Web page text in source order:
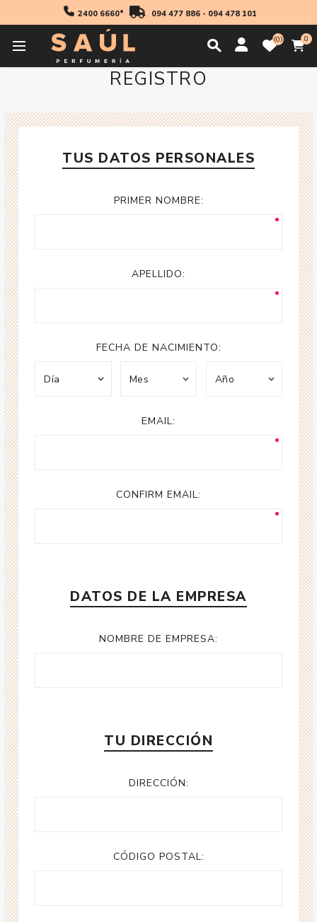
2400 6660* 094 477 886- 094 478 101
0 0
REGISTRO
TUS DATOS PERSONALES
PRIMER NOMBRE:
APELLIDO:
FECHA DE NACIMIENTO:
EMAIL:
CONFIRM EMAIL:
DATOS DE LA EMPRESA
NOMBRE DE EMPRESA:
TU DIRECCIÓN
DIRECCIÓN:
CÓDIGO POSTAL: